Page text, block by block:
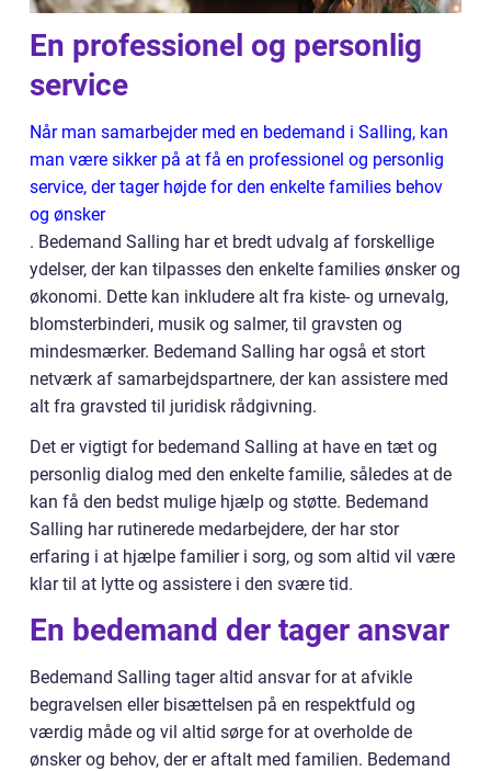
En professionel og personlig
service
Når man samarbejder med en bedemand i Salling, kan
man være sikker på at få en professionel og personlig
service, der tager højde for den enkelte families behov
og ønsker
. Bedemand Salling har et bredt udvalg af forskellige
ydelser, der kan tilpasses den enkelte families ønsker og
økonomi. Dette kan inkludere alt fra kiste- og urnevalg,
blomsterbinderi, musik og salmer, til gravsten og
mindesmærker. Bedemand Salling har også et stort
netværk af samarbejdspartnere, der kan assistere med
alt fra gravsted til juridisk rådgivning.
Det er vigtigt for bedemand Salling at have en tæt og
personlig dialog med den enkelte familie, således at de
kan få den bedst mulige hjælp og støtte. Bedemand
Salling har rutinerede medarbejdere, der har stor
erfaring i at hjælpe familier i sorg, og som altid vil være
klar til at lytte og assistere i den svære tid.
En bedemand der tager ansvar
Bedemand Salling tager altid ansvar for at afvikle
begravelsen eller bisættelsen på en respektfuld og
værdig måde og vil altid sørge for at overholde de
ønsker og behov, der er aftalt med familien. Bedemand